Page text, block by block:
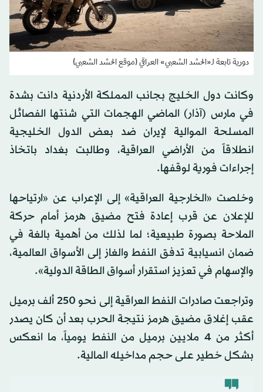
دورية تابعة لـ«الحشد الشعبي» العراقي (موقع الحشد الشعبي)
وكانت دول الخليج بجانب المملكة الأردنية دانت بشدة
في مارس (آذار) الماضي الهجمات التي شنتها الفصائل
المسلحة الموالية لإيران ضد بعض الدول الخليجية
انطلاقاً من الأراضي العراقية، وطالبت بغداد باتخاذ
إجراءات فورية لوقفها.
وخلصت «الخارجية العراقية» إلى الإعراب عن «ارتياحها
للإعلان عن قرب إعادة فتح مضيق هرمز أمام حركة
الملاحة بصورة طبيعية؛ لما لذلك من أهمية بالغة في
ضمان انسيابية تدفق النفط والغاز إلى الأسواق العالمية،
والإسهام في تعزيز استقرار أسواق الطاقة الدولية».
وتراجعت صادرات النفط العراقية إلى نحو 250 ألف برميل
عقب إغلاق مضيق هرمز نتيجة الحرب بعد أن كان يصدر
أكثر من 4 ملايين برميل من النفط يومياً، ما انعكس
بشكل خطير على حجم مداخيله المالية.